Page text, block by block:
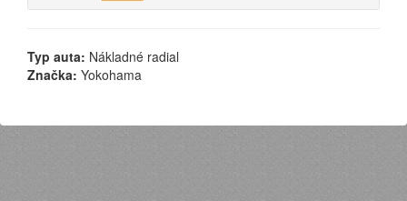
Typ auta: Nákladné radial
Značka: Yokohama